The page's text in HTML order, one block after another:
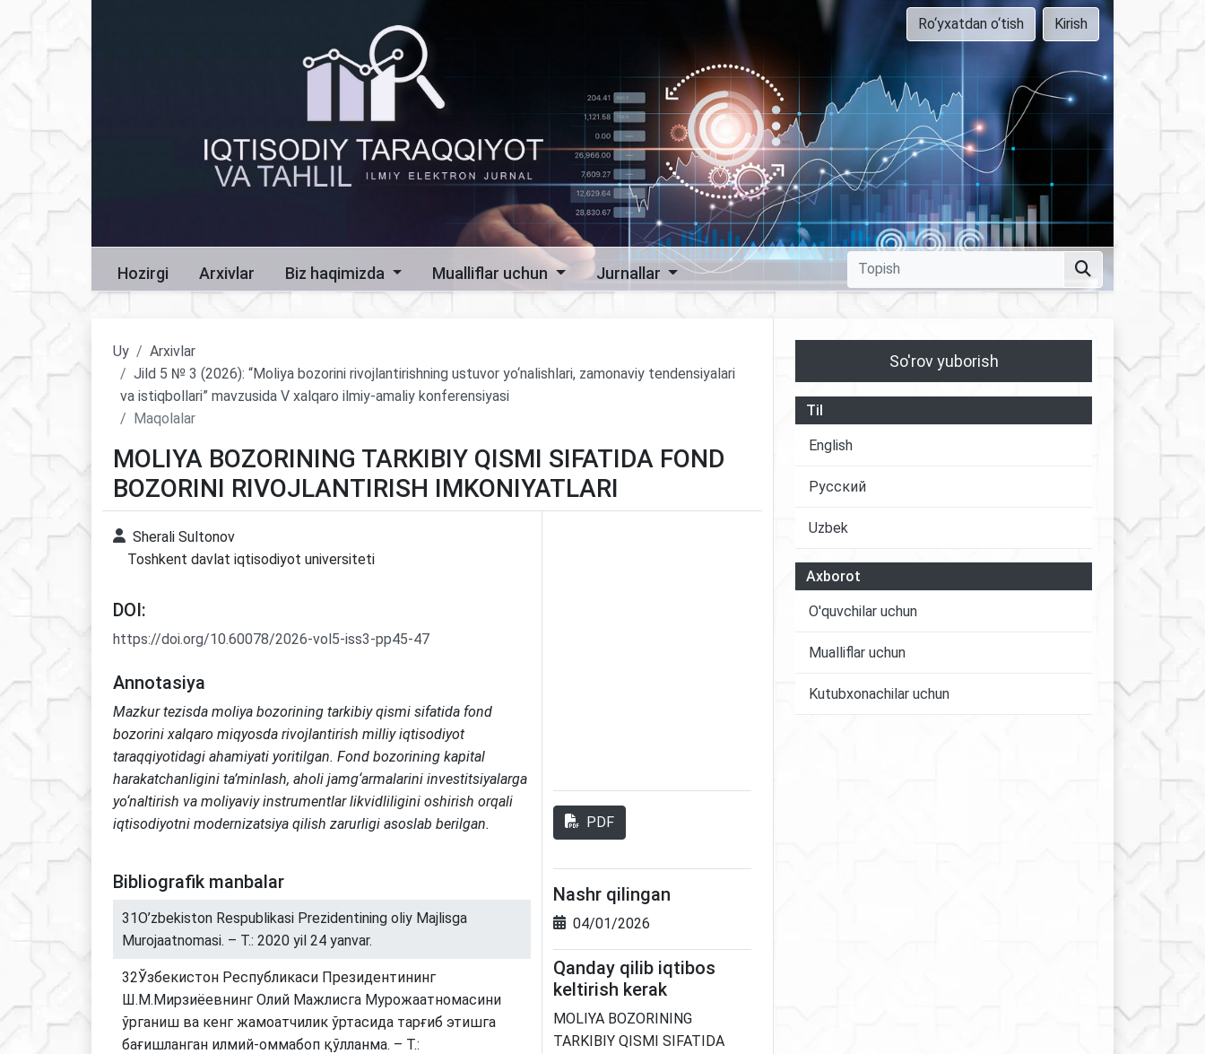
Ro‘yxatdan o‘tish Kirish
Hozirgi Arxivlar Biz haqimizda Mualliflar uchun Jurnallar
Uy
Arxivlar
Jild 5 № 3 (2026): “Moliya bozorini rivojlantirishning ustuvor yo‘nalishlari, zamonaviy tendensiyalari
va istiqbollari” mavzusida V xalqaro ilmiy-amaliy konferensiyasi
Maqolalar
MOLIYA BOZORINING TARKIBIY QISMI SIFATIDA FOND
BOZORINI RIVOJLANTIRISH IMKONIYATLARI
Sherali Sultonov
Toshkent davlat iqtisodiyot universiteti
DOI:
https://doi.org/10.60078/2026-vol5-iss3-pp45-47
Annotasiya
Mazkur tezisda moliya bozorining tarkibiy qismi sifatida fond
bozorini xalqaro miqyosda rivojlantirish milliy iqtisodiyot
taraqqiyotidagi ahamiyati yoritilgan. Fond bozorining kapital
harakatchanligini ta’minlash, aholi jamg‘armalarini investitsiyalarga
yo‘naltirish va moliyaviy instrumentlar likvidliligini oshirish orqali
iqtisodiyotni modernizatsiya qilish zarurligi asoslab berilgan.
Bibliografik manbalar
31O’zbekiston Respublikasi Prezidentining oliy Majlisga
Murojaatnomasi. – T.: 2020 yil 24 yanvar.
32Ўзбекистон Республикаси Президентининг
Ш.М.Мирзиёевнинг Олий Мажлисга Мурожаатномасини
ўрганиш ва кенг жамоатчилик ўртасида тарғиб этишга
бағишланган илмий-оммабоп қўлланма. – Т.:
PDF
Nashr qilingan
04/01/2026
Qanday qilib iqtibos
keltirish kerak
MOLIYA BOZORINING
TARKIBIY QISMI SIFATIDA
So'rov yuborish
Til
English
Русский
Uzbek
Axborot
O'quvchilar uchun
Mualliflar uchun
Kutubxonachilar uchun